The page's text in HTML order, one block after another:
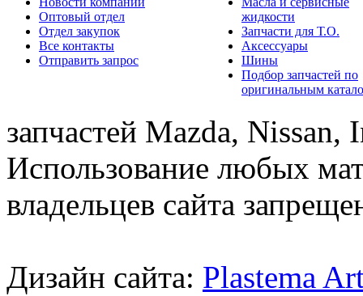
Оптовый отдел
Отдел закупок
Все контакты
Отправить запрос
жидкости
Запчасти для Т.О.
Аксессуары
Шины
Подбор запчастей по
оригинальным
запчастей Mazda,
Использование любых
владельцев сайта
Дизайн сайта: Plastema